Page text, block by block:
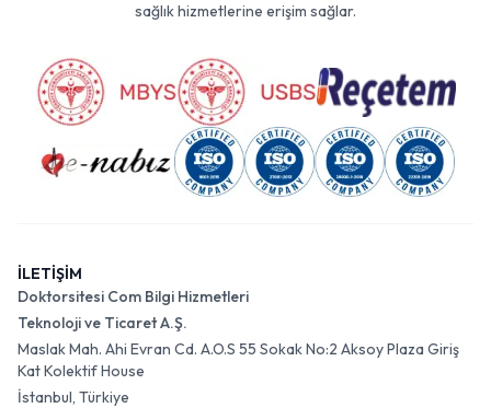
sağlık hizmetlerine erişim sağlar.
İLETİŞİM
Doktorsitesi Com Bilgi Hizmetleri
Teknoloji ve Ticaret A.Ş.
Maslak Mah. Ahi Evran Cd. A.O.S 55 Sokak No:2 Aksoy Plaza Giriş
Kat Kolektif House
İstanbul, Türkiye